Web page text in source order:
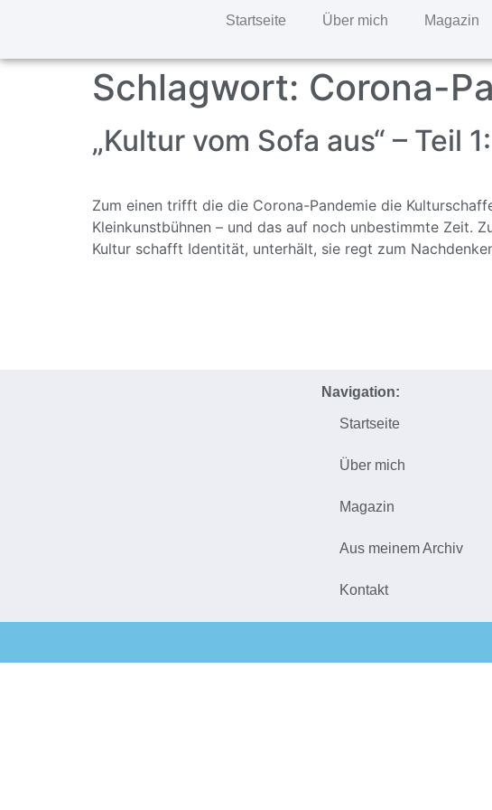
Startseite Über mich Magazin
Schlagwort: Corona-
„Kultur vom Sofa aus“ – Teil
Zum einen trifft die die Corona-Pandemie die
Kleinkunstbühnen – und das auf noch unbestimmte Zeit.
Kultur schafft Identität, unterhält, sie regt zum
Navigation:
Startseite
Über mich
Magazin
Aus meinem Archiv
Kontakt